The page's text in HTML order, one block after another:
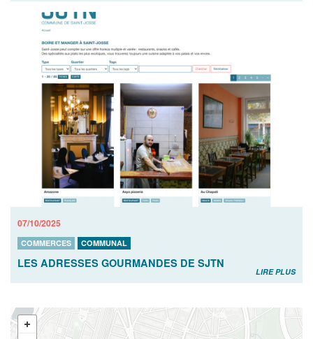
07/10/2025
COMMERCES COMMUNAL
LES ADRESSES GOURMANDES DE SJTN
LIRE PLUS